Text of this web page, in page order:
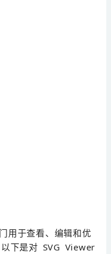
用于查看、编辑和优
下是对 SVG Viewer